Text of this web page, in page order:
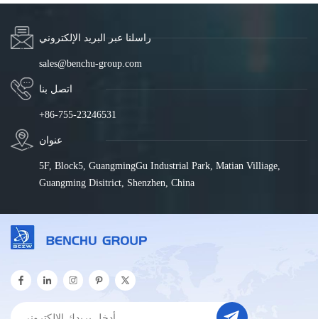
راسلنا عبر البريد الإلكتروني
sales@benchu-group.com
اتصل بنا
+86-755-23246531
عنوان
5F, Block5, GuangmingGu Industrial Park, Matian Villiage,
Guangming Disitrict, Shenzhen, China